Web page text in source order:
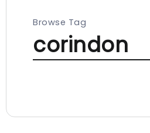
Browse Tag
corindon